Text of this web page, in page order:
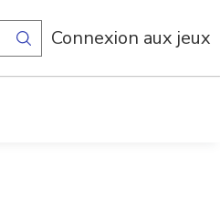
Connexion aux jeux